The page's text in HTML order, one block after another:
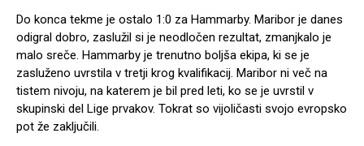
Do konca tekme je ostalo 1:0 za Hammarby. Maribor je danes
odigral dobro, zaslužil si je neodločen rezultat, zmanjkalo je
malo sreče. Hammarby je trenutno boljša ekipa, ki se je
zasluženo uvrstila v tretji krog kvalifikacij. Maribor ni več na
tistem nivoju, na katerem je bil pred leti, ko se je uvrstil v
skupinski del Lige prvakov. Tokrat so vijoličasti svojo evropsko
pot že zaključili.